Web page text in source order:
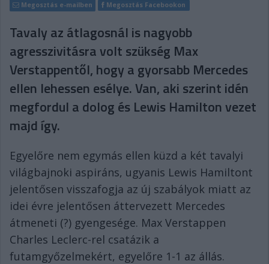
Megosztás e-mailben Megosztás Facebookon
Tavaly az átlagosnál is nagyobb
agresszivitásra volt szükség Max
Verstappentől, hogy a gyorsabb Mercedes
ellen lehessen esélye. Van, aki szerint idén
megfordul a dolog és Lewis Hamilton vezet
majd így.
Egyelőre nem egymás ellen küzd a két tavalyi
világbajnoki aspiráns, ugyanis Lewis Hamiltont
jelentősen visszafogja az új szabályok miatt az
idei évre jelentősen áttervezett Mercedes
átmeneti (?) gyengesége. Max Verstappen
Charles Leclerc-rel csatázik a
futamgyőzelmekért, egyelőre 1-1 az állás.